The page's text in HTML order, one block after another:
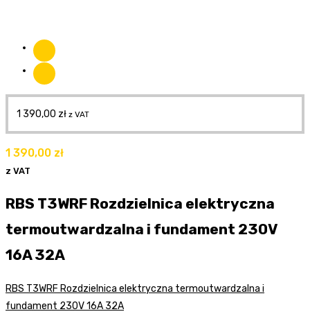
1 390,00 zł z VAT
1 390,00 zł
z VAT
RBS T3WRF Rozdzielnica elektryczna
termoutwardzalna i fundament 230V
16A 32A
RBS T3WRF Rozdzielnica elektryczna termoutwardzalna i
fundament 230V 16A 32A